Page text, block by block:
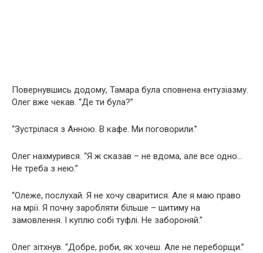
Повернувшись додому, Тамара була сповнена ентузіазму.
Олег вже чекав. “Де ти була?”
“Зустрілася з Анною. В кафе. Ми поговорили.”
Олег нахмурився. “Я ж сказав – не вдома, але все одно…
Не треба з нею.”
“Олеже, послухай. Я не хочу сваритися. Але я маю право
на мрії. Я почну заробляти більше – шитиму на
замовлення. І куплю собі туфлі. Не забороняй.”
Олег зітхнув. “Добре, роби, як хочеш. Але не переборщи.”